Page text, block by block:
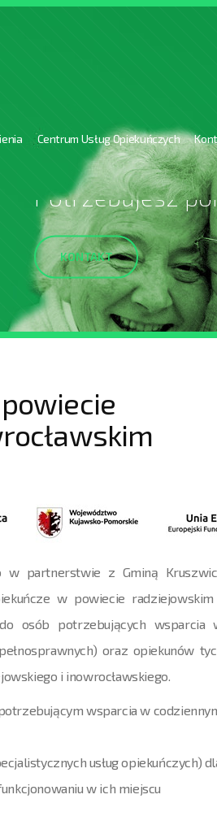
Centrum Usług Opiekuńczych
Potrzebujesz
KONTAKT
w partnerstwie z Gminą
w powiecie
osób potrzebujących wsparcia
oraz opiekunów
i inowrocławskiego.
wsparcia w
usług opiekuńczych)
w ich miejscu